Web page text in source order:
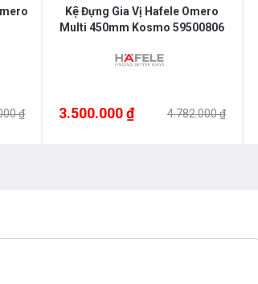
₫
Kệ Đựng Gia Vị Hafele Omero
Multi 450mm Kosmo 59500806
3.500.000 ₫ 4.782.000 ₫